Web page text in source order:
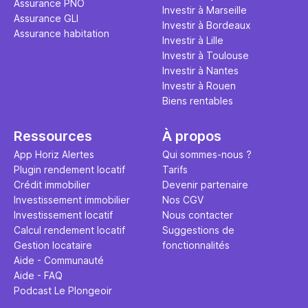
Assurance PNO
Assurance GLI
Assurance habitation
Investir à Marseille
Investir à Bordeaux
Investir à Lille
Investir à Toulouse
Investir à Nantes
Investir à Rouen
Biens rentables
Ressources
App Horiz Alertes
Plugin rendement locatif
Crédit immobilier
Investissement immobilier
Investissement locatif
Calcul rendement locatif
Gestion locataire
Aide - Communauté
Aide - FAQ
Podcast Le Plongeoir
À propos
Qui sommes-nous ?
Tarifs
Devenir partenaire
Nos CGV
Nous contacter
Suggestions de
fonctionnalités